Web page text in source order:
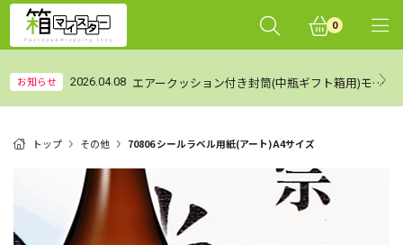
0
お知らせ 2026.04.08 エアークッション付き封筒(中瓶ギフト箱用)モニターレビュー集計結果（まとめ）
トップ その他 70806 シールラベル用紙(アート)A4サイズ